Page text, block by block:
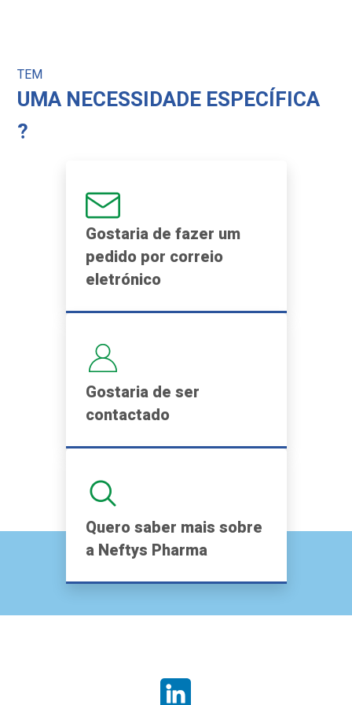
TEM
UMA NECESSIDADE ESPECÍFICA
?
Gostaria de fazer um
pedido por correio
eletrónico
Gostaria de ser
contactado
Quero saber mais sobre
a Neftys Pharma